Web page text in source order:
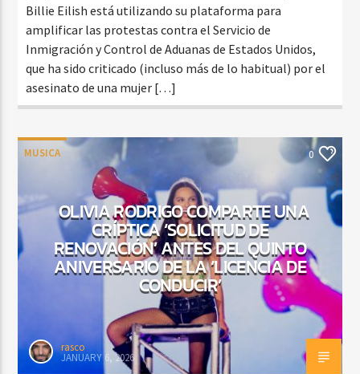
Billie Eilish está utilizando su plataforma para
amplificar las protestas contra el Servicio de
Inmigración y Control de Aduanas de Estados Unidos,
que ha sido criticado (incluso más de lo habitual) por el
asesinato de una mujer […]
MUSICA 0
OLIVIA RODRIGO COMPARTE UNA
CRÍPTICA ‘SOLICITUD DE
RENOVACIÓN’ ANTES DEL QUINTO
ANIVERSARIO DE LA ‘LICENCIA DE
CONDUCIR’
rasco
JANUARY 6, 2026